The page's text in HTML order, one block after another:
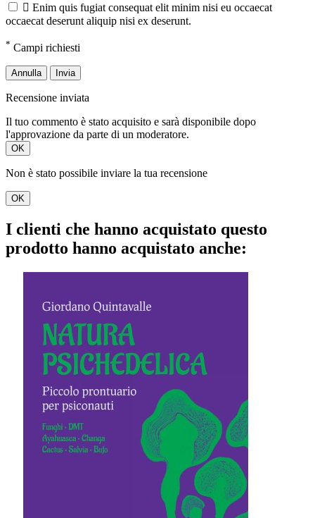
 Enim quis fugiat consequat elit minim nisi eu occaecat
occaecat deserunt aliquip nisi ex deserunt.
* Campi richiesti
Annulla Invia
Recensione inviata
Il tuo commento è stato acquisito e sarà disponibile dopo
l'approvazione da parte di un moderatore.
OK
Non è stato possibile inviare la tua recensione
OK
I clienti che hanno acquistato questo
prodotto hanno acquistato anche: